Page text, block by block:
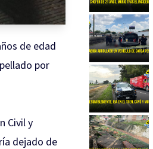
de edad
por
Civil y
dejado de